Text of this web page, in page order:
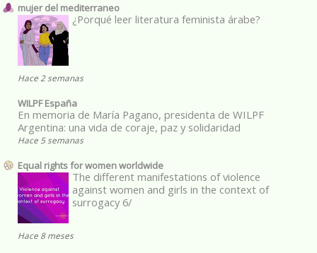
mujer del mediterraneo
¿Porqué leer literatura feminista árabe?
Hace 2 semanas
WILPF España
En memoria de María Pagano, presidenta de WILPF
Argentina: una vida de coraje, paz y solidaridad
Hace 5 semanas
Equal rights for women worldwide
The different manifestations of violence
against women and girls in the context of
surrogacy 6/
Hace 8 meses